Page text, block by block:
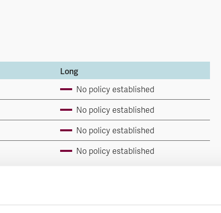
Long
No policy established
No policy established
No policy established
No policy established
assessment.